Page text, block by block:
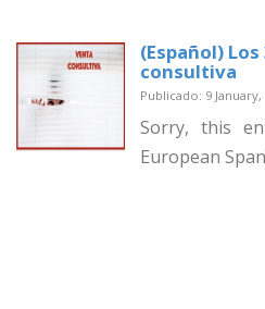
(Español)
consultiva
Publicado: 9 January,
Sorry, this
European